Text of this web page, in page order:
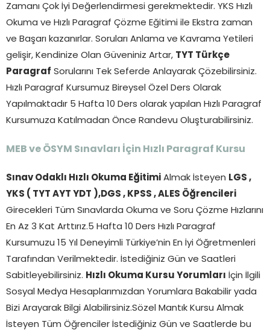
Zamanı Çok İyi Değerlendirmesi gerekmektedir. YKS Hızlı
Okuma ve Hızlı Paragraf Çözme Eğitimi ile Ekstra zaman
ve Başarı kazanırlar. Soruları Anlama ve Kavrama Yetileri
gelişir, Kendinize Olan Güveniniz Artar, TYT Türkçe
Paragraf Sorularını Tek Seferde Anlayarak Çözebilirsiniz.
Hızlı Paragraf Kursumuz Bireysel Özel Ders Olarak
Yapılmaktadır 5 Hafta 10 Ders olarak yapılan Hızlı Paragraf
Kursumuza Katılmadan Önce Randevu Oluşturabilirsiniz.
MEB ve ÖSYM Sınavları İçin Hızlı Paragraf Kursu
Sınav Odaklı Hızlı Okuma Eğitimi Almak İsteyen LGS ,
YKS ( TYT AYT YDT ),DGS , KPSS , ALES Öğrencileri
Girecekleri Tüm Sınavlarda Okuma ve Soru Çözme Hızlarını
En Az 3 Kat Arttırız.5 Hafta 10 Ders Hızlı Paragraf
Kursumuzu 15 Yıl Deneyimli Türkiye’nin En İyi Öğretmenleri
Tarafından Verilmektedir. İstediğiniz Gün ve Saatleri
Sabitleyebilirsiniz. Hızlı Okuma Kursu Yorumları
İçin İlgili
Sosyal Medya Hesaplarımızdan Yorumlara Bakabilir yada
Bizi Arayarak Bilgi Alabilirsiniz.Sözel Mantık Kursu Almak
İsteyen Tüm Öğrenciler İstediğiniz Gün ve Saatlerde bu